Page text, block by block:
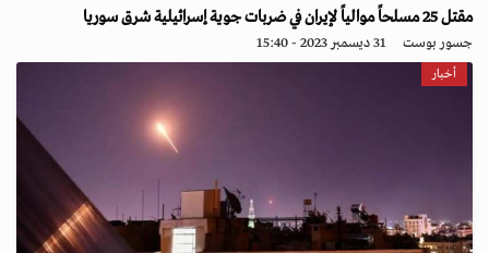
مقتل 25 مسلحاً موالياً لإيران في ضربات جوية إسرائيلية شرق سوريا
جسور بوست 31 ديسمبر 2023 - 15:40
أخبار